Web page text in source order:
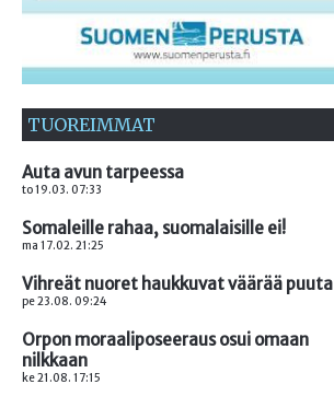
TUOREIMMAT
Auta avun tarpeessa
to 19.03. 07:33
Somaleille rahaa, suomalaisille ei!
ma 17.02. 21:25
Vihreät nuoret haukkuvat väärää puuta
pe 23.08. 09:24
Orpon moraaliposeeraus osui omaan
nilkkaan
ke 21.08. 17:15